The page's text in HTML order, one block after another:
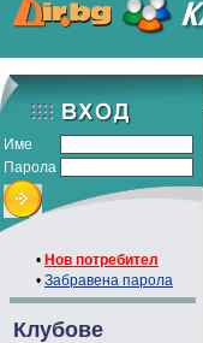
Име
Парола
• Нов потребител
• Забравена парола
Клубове